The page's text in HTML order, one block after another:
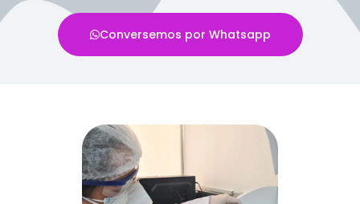
Conversemos por Whatsapp